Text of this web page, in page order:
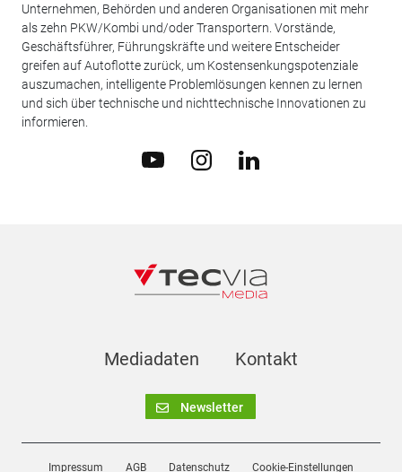
Unternehmen, Behörden und anderen Organisationen mit mehr
als zehn PKW/Kombi und/oder Transportern. Vorstände,
Geschäftsführer, Führungskräfte und weitere Entscheider
greifen auf Autoflotte zurück, um Kostensenkungspotenziale
auszumachen, intelligente Problemlösungen kennen zu lernen
und sich über technische und nichttechnische Innovationen zu
informieren.
Mediadaten Kontakt
Newsletter
Impressum AGB Datenschutz Cookie-Einstellungen